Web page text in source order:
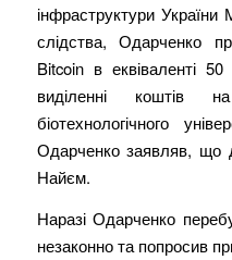
інфраструктури
слідства, Одарченко
Bitcoin в еквіваленті
виділенні коштів
біотехнологічного
Одарченко заявляв, що
Найєм.
Наразі Одарченко
незаконно та попросив